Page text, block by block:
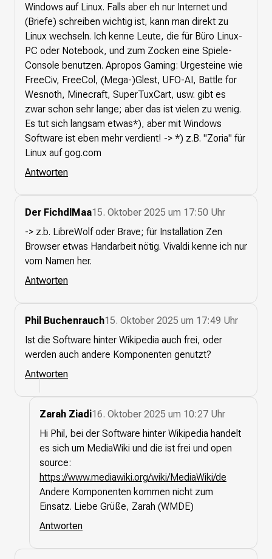
Windows auf Linux. Falls aber eh nur Internet und
(Briefe) schreiben wichtig ist, kann man direkt zu
Linux wechseln. Ich kenne Leute, die für Büro Linux-
PC oder Notebook, und zum Zocken eine Spiele-
Console benutzen. Apropos Gaming: Urgesteine wie
FreeCiv, FreeCol, (Mega-)Glest, UFO-AI, Battle for
Wesnoth, Minecraft, SuperTuxCart, usw. gibt es
zwar schon sehr lange; aber das ist vielen zu wenig.
Es tut sich langsam etwas*), aber mit Windows
Software ist eben mehr verdient! -> *) z.B. "Zoria" für
Linux auf gog.com
Antworten
Der FichdlMaa15. Oktober 2025 um 17:50 Uhr
-> z.b. LibreWolf oder Brave; für Installation Zen
Browser etwas Handarbeit nötig. Vivaldi kenne ich nur
vom Namen her.
Antworten
Phil Buchenrauch15. Oktober 2025 um 17:49 Uhr
Ist die Software hinter Wikipedia auch frei, oder
werden auch andere Komponenten genutzt?
Antworten
Zarah Ziadi16. Oktober 2025 um 10:27 Uhr
Hi Phil, bei der Software hinter Wikipedia handelt
es sich um MediaWiki und die ist frei und open
source:
https://www.mediawiki.org/wiki/MediaWiki/de
Andere Komponenten kommen nicht zum
Einsatz. Liebe Grüße, Zarah (WMDE)
Antworten